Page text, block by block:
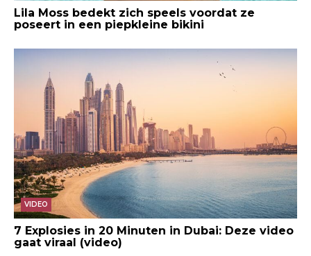
Lila Moss bedekt zich speels voordat ze
poseert in een piepkleine bikini
VIDEO
7 Explosies in 20 Minuten in Dubai: Deze video
gaat viraal (video)